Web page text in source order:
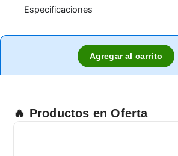
Especificaciones
Agregar al carrito
🔥 Productos en Oferta